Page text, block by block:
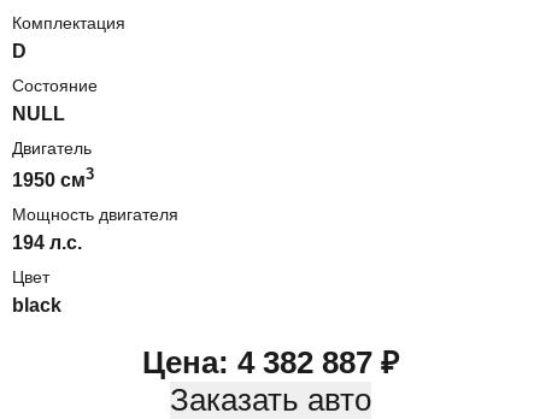
Комплектация
D
Состояние
NULL
Двигатель
1950 cм3
Мощность двигателя
194 л.с.
Цвет
black
Цена: 4 382 887₽
Заказать авто